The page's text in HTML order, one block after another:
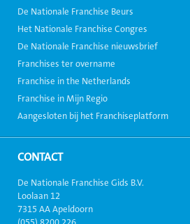
De Nationale Franchise Beurs
Het Nationale Franchise Congres
De Nationale Franchise nieuwsbrief
Franchises ter overname
Franchise in the Netherlands
Franchise in Mijn Regio
Aangesloten bij het Franchiseplatform
CONTACT
De Nationale Franchise Gids B.V.
Loolaan 12
7315 AA Apeldoorn